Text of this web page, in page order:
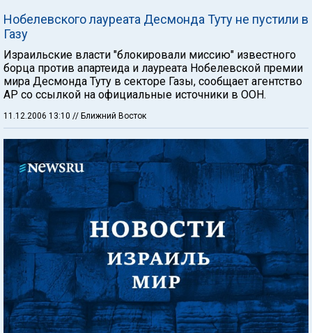
Нобелевского лауреата Десмонда Туту не пустили в
Газу
Израильские власти "блокировали миссию" известного
борца против апартеида и лауреата Нобелевской премии
мира Десмонда Туту в секторе Газы, сообщает агентство
AP со ссылкой на официальные источники в ООН.
11.12.2006 13:10 // Ближний Восток